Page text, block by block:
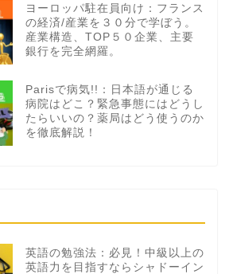
ヨーロッパ駐在員向け：フランス
の経済/産業を３０分で学ぼう。
産業構造、TOP５０企業、主要
銀行を完全網羅。
Parisで病気!!：日本語が通じる
病院はどこ？緊急事態にはどうし
たらいいの？薬局はどう使うのか
を徹底解説！
英語の勉強法：必見！中級以上の
英語力を目指すならシャドーイン